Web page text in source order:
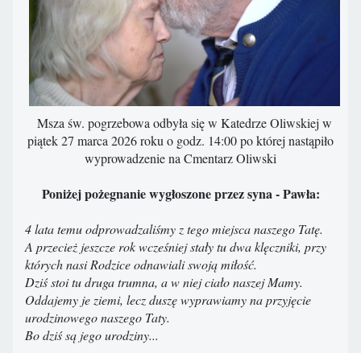
Msza św. pogrzebowa odbyła się w Katedrze Oliwskiej w
piątek 27 marca 2026 roku o godz. 14:00 po której nastąpiło
wyprowadzenie na Cmentarz Oliwski
Poniżej pożegnanie wygłoszone przez syna - Pawła:
4 lata temu odprowadzaliśmy z tego miejsca naszego Tatę.
A przecież jeszcze rok wcześniej stały tu dwa klęczniki, przy
których nasi Rodzice odnawiali swoją miłość.
Dziś stoi tu druga trumna, a w niej ciało naszej Mamy.
Oddajemy je ziemi, lecz duszę wyprawiamy na przyjęcie
urodzinowego naszego Taty.
Bo dziś są jego urodziny...